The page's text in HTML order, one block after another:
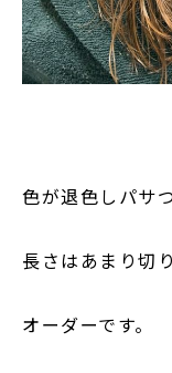
色が退色しパサ
長さはあまり切
オーダーです。